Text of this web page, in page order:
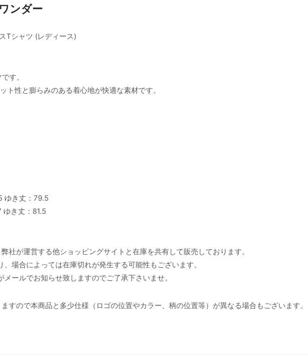
ンダー
Tシャツ (レディース)
す。
ト性と膨らみのある着心地が快適な素材です。
ゆき丈：79.5
き丈：81.5
社が運営する他ショッピングサイトと在庫を共有して販売しております。
場合によっては在庫切れが発生する可能性もございます。
ールでお知らせ致しますのでご了承下さいませ。
すので本商品と多少仕様（ロゴの位置やカラー、柄の位置等）が異なる場合もございます。